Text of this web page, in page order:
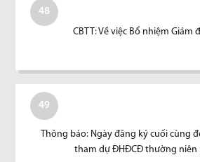
48
CBTT: Về việc Bổ nhiệm Giám
49
Thông báo: Ngày đăng ký cuối cùng
tham dự ĐHĐCĐ thường niên